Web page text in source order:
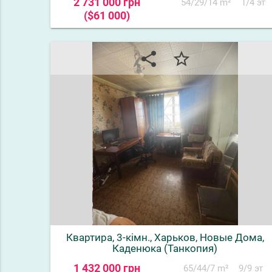
($61 000)
54/29/14 m² 1/4 эт
share star_border
Квартира, 3-кімн., Харьков, Новые Дома,
Каденюка (Танкопия)
1 432 000 грн
65/44/7 m² 9/9 эт